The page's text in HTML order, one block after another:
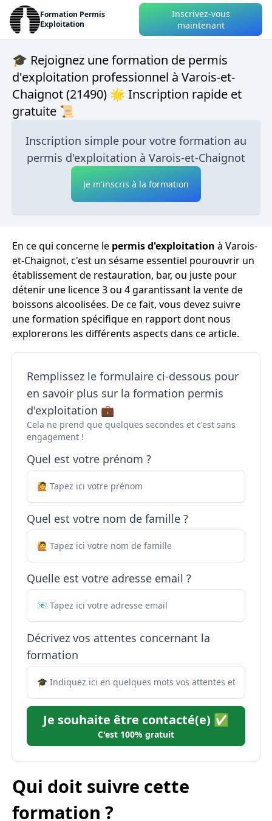
Formation Permis
Exploitation
Inscrivez-vous
maintenant
🎓 Rejoignez une formation de permis
d'exploitation professionnel à Varois-et-
Chaignot (21490) 🌟 Inscription rapide et
gratuite 📜
Inscription simple pour votre formation au
permis d'exploitation à Varois-et-Chaignot
Je m'inscris à la formation
En ce qui concerne le permis d'exploitation à Varois-
et-Chaignot, c'est un sésame essentiel pourouvrir un
établissement de restauration, bar, ou juste pour
détenir une licence 3 ou 4 garantissant la vente de
boissons alcoolisées. De ce fait, vous devez suivre
une formation spécifique en rapport dont nous
explorerons les différents aspects dans ce article.
Remplissez le formulaire ci-dessous pour
en savoir plus sur la formation permis
d'exploitation 💼
Cela ne prend que quelques secondes et c'est sans
engagement !
Quel est votre prénom ?
Quel est votre nom de famille ?
Quelle est votre adresse email ?
Décrivez vos attentes concernant la
formation
Je souhaite être contacté(e) ✅
C'est 100% gratuit
Qui doit suivre cette
formation ?